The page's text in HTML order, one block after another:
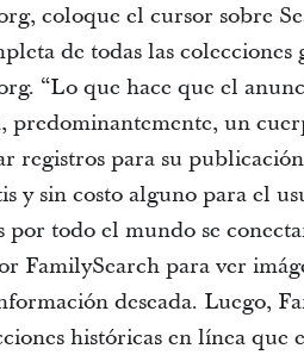
coloque el cursor sobre
de todas las
“Lo que hace que el
predominantemente, un
registros para su
y sin costo alguno para el
todo el mundo se
FamilySearch para ver
deseada. Luego,
históricas en línea que